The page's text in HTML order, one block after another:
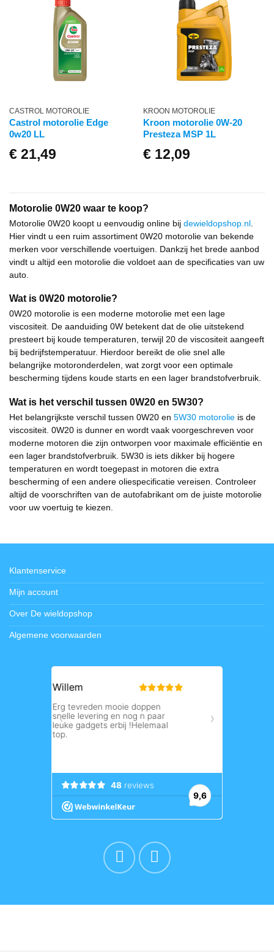
CASTROL MOTOROLIE
Castrol motorolie Edge
0w20 LL
€21,49
KROON MOTOROLIE
Kroon motorolie 0W-20
Presteza MSP 1L
€12,09
Motorolie 0W20 waar te koop?
Motorolie 0W20 koopt u eenvoudig online bij dewieldopshop.nl
Hier vindt u een ruim assortiment 0W20 motorolie van bekende
merken voor verschillende voertuigen. Dankzij het brede aanbod
vindt u altijd een motorolie die voldoet aan de specificaties van uw
auto.
Wat is 0W20 motorolie?
0W20 motorolie is een moderne motorolie met een lage
viscositeit. De aanduiding 0W betekent dat de olie uitstekend
presteert bij koude temperaturen, terwijl 20 de viscositeit aangeeft
bij bedrijfstemperatuur. Hierdoor bereikt de olie snel alle
belangrijke motoronderdelen, wat zorgt voor een optimale
bescherming tijdens koude starts en een lager brandstofverbruik.
Wat is het verschil tussen 0W20 en 5W30?
Het belangrijkste verschil tussen 0W20 en 5W30 motorolie is de
viscositeit. 0W20 is dunner en wordt vaak voorgeschreven voor
moderne motoren die zijn ontworpen voor maximale efficiëntie en
een lager brandstofverbruik. 5W30 is iets dikker bij hogere
temperaturen en wordt toegepast in motoren die extra
bescherming of een andere oliespecificatie vereisen. Controleer
altijd de voorschriften van de autofabrikant om de juiste motorolie
voor uw voertuig te kiezen.
Klantenservice
Mijn account
Over De wieldopshop
Algemene voorwaarden